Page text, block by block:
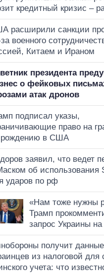
кредитный кризис –
расширили санкции
военного
Китаем и Ираном
президента
о фейковых
атак дронов
подписал указы,
право на
рождению в США
заявил, что ведет
об использования
ударов по рф
«Нам тоже нужны
Трамп
запрос Украины
получит данные
из налоговой для
учета: что